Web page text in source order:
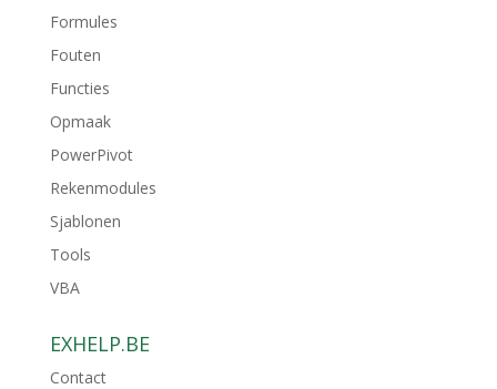
Formules
Fouten
Functies
Opmaak
PowerPivot
Rekenmodules
Sjablonen
Tools
VBA
EXHELP.BE
Contact